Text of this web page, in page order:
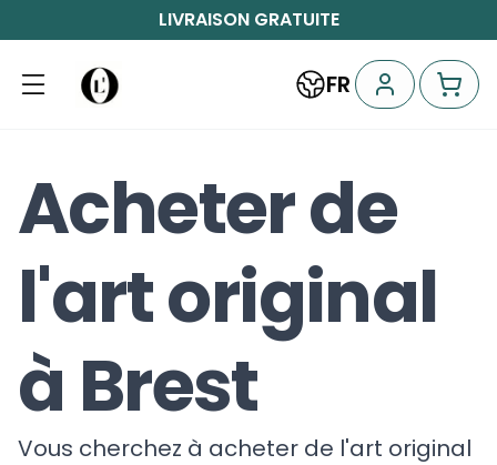
LIVRAISON GRATUITE
FR
Acheter de
l'art original
à Brest
Vous cherchez à acheter de l'art original